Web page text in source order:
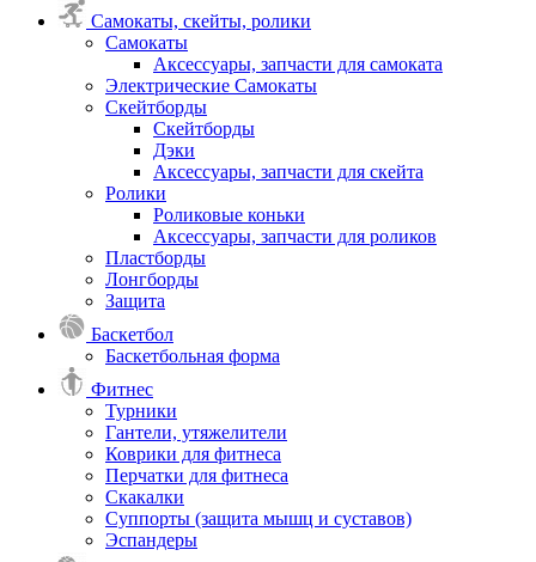
Самокаты, скейты, ролики
Самокаты
Аксессуары, запчасти для самоката
Электрические Самокаты
Скейтборды
Скейтборды
Дэки
Аксессуары, запчасти для скейта
Ролики
Роликовые коньки
Аксессуары, запчасти для роликов
Пластборды
Лонгборды
Защита
Баскетбол
Баскетбольная форма
Фитнес
Турники
Гантели, утяжелители
Коврики для фитнеса
Перчатки для фитнеса
Скакалки
Суппорты (защита мышц и суставов)
Эспандеры